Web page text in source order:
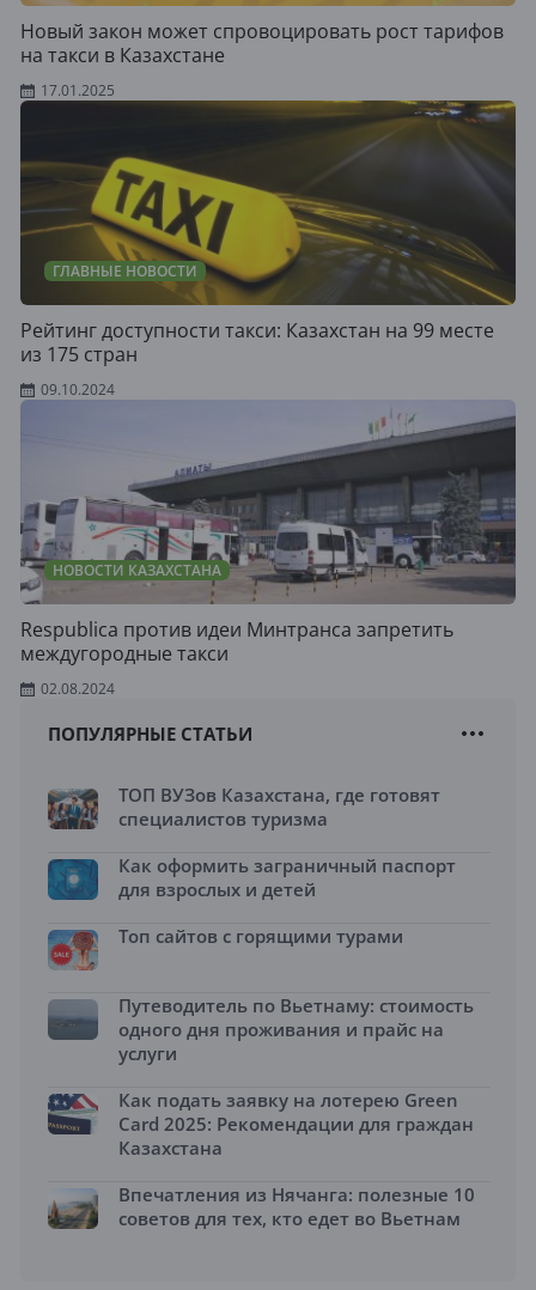
Новый закон может спровоцировать рост тарифов
на такси в Казахстане
17.01.2025
ГЛАВНЫЕ НОВОСТИ
Рейтинг доступности такси: Казахстан на 99 месте
из 175 стран
09.10.2024
НОВОСТИ КАЗАХСТАНА
Respublica против идеи Минтранса запретить
междугородные такси
02.08.2024
ПОПУЛЯРНЫЕ СТАТЬИ
ТОП ВУЗов Казахстана, где готовят
специалистов туризма
Как оформить заграничный паспорт
для взрослых и детей
Топ сайтов с горящими турами
Путеводитель по Вьетнаму: стоимость
одного дня проживания и прайс на
услуги
Как подать заявку на лотерею Green
Card 2025: Рекомендации для граждан
Казахстана
Впечатления из Нячанга: полезные 10
советов для тех, кто едет во Вьетнам